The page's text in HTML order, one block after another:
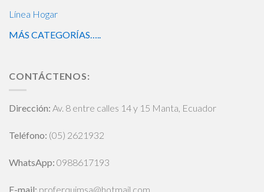
Línea Hogar
MÁS CATEGORÍAS…..
CONTÁCTENOS:
Dirección: Av. 8 entre calles 14 y 15 Manta, Ecuador
Teléfono: (05) 2621932
WhatsApp: 0988617193
E-mail: proferquimsa@hotmail.com